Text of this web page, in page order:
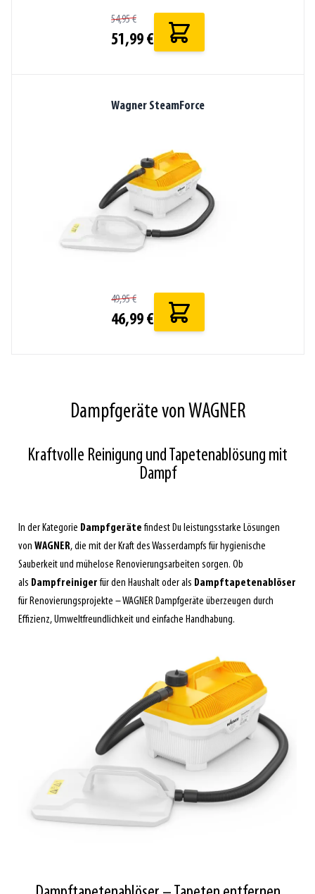
54,95 €
51,99 €
Wagner SteamForce
49,95 €
46,99 €
Dampfgeräte von WAGNER
Kraftvolle Reinigung und Tapetenablösung mit
Dampf
In der Kategorie Dampfgerätefindest Du leistungsstarke Lösungen
von WAGNER, die mit der Kraft des Wasserdampfs für hygienische
Sauberkeit und mühelose Renovierungsarbeiten sorgen. Ob
als Dampfreinigerfür den Haushalt oder als Dampftapetenablöser
für Renovierungsprojekte – WAGNER Dampfgeräte überzeugen durch
Effizienz, Umweltfreundlichkeit und einfache Handhabung.